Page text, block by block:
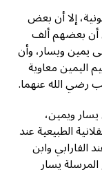
إلا أن بعض
أن بعضهم ألف
يمين ويسار، وأن
اليمين معاوية
رضي الله عنهما.
يسار ويمين،
الطبيعية عند
الفارابي وابن
يسار